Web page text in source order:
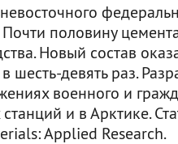
половину
Новый состав
девять раз.
военного и
и в Арктике.
Applied Research.